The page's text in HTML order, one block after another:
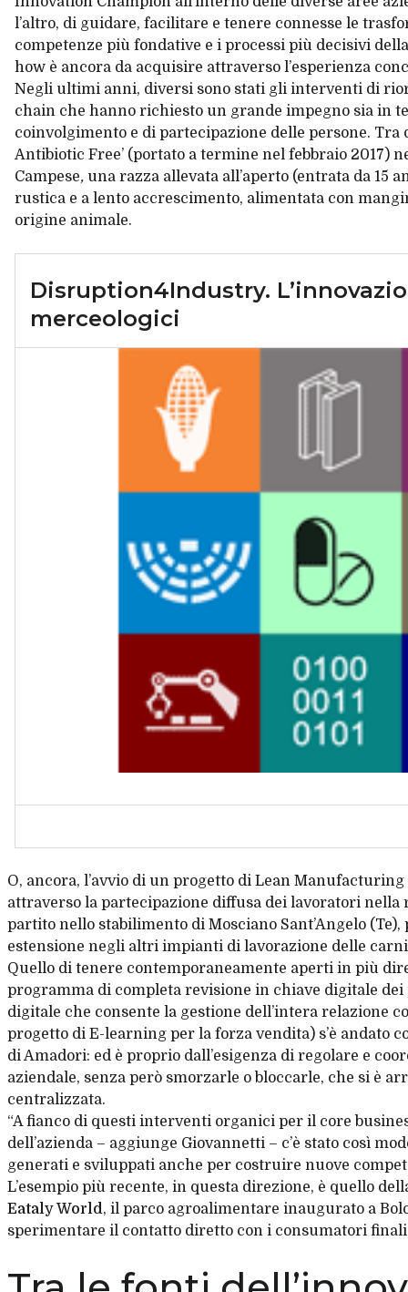
l’altro, di guidare, facilitare e tenere connesse le
competenze più fondative e i processi più decisivi
how è ancora da acquisire attraverso l’esperienza
Negli ultimi anni, diversi sono stati gli interventi di
chainche hanno richiesto un grande impegno sia in
coinvolgimento e di partecipazione delle persone. Tra
Antibiotic Free’ (portato a termine nel febbraio 2017)
Campese, una razza allevata all’aperto (entrata da
rustica e a lento accrescimento, alimentata con
origine animale.
Disruption4Industry.
merceologici
O, ancora, l’avvio di un progetto di Lean
attraverso la partecipazione diffusa dei lavoratori
partito nello stabilimento di Mosciano Sant’Angelo
estensione negli altri impianti di lavorazione delle
Quello di tenere contemporaneamente aperti in più
programma di completa revisione in chiave digitale
digitale che consente la gestione dell’intera relazione
progetto di E-learningper la forza vendita) s’è andato
di Amadori: ed è proprio dall’esigenza di regolare e
aziendale, senza però smorzarle o bloccarle, che si è
centralizzata.
“A fianco di questi interventi organici per il core
dell’azienda – aggiunge Giovannetti – c’è stato così
generati e sviluppati anche per costruire nuove
L’esempio più recente, in questa direzione, è quello
Eataly World, il parco agroalimentare inaugurato a
sperimentare il contatto diretto con i consumatori